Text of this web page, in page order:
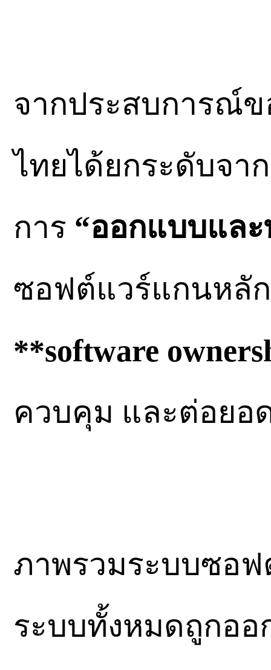
จากประสบการณ์ข
ไทยได้ยกระดับจา
การ “ออกแบบแล
ซอฟต์แวร์แกนหลั
**software
ควบคุม และต่อยอ
ภาพรวมระบบซอฟ
ระบบทั้งหมดถูกอ